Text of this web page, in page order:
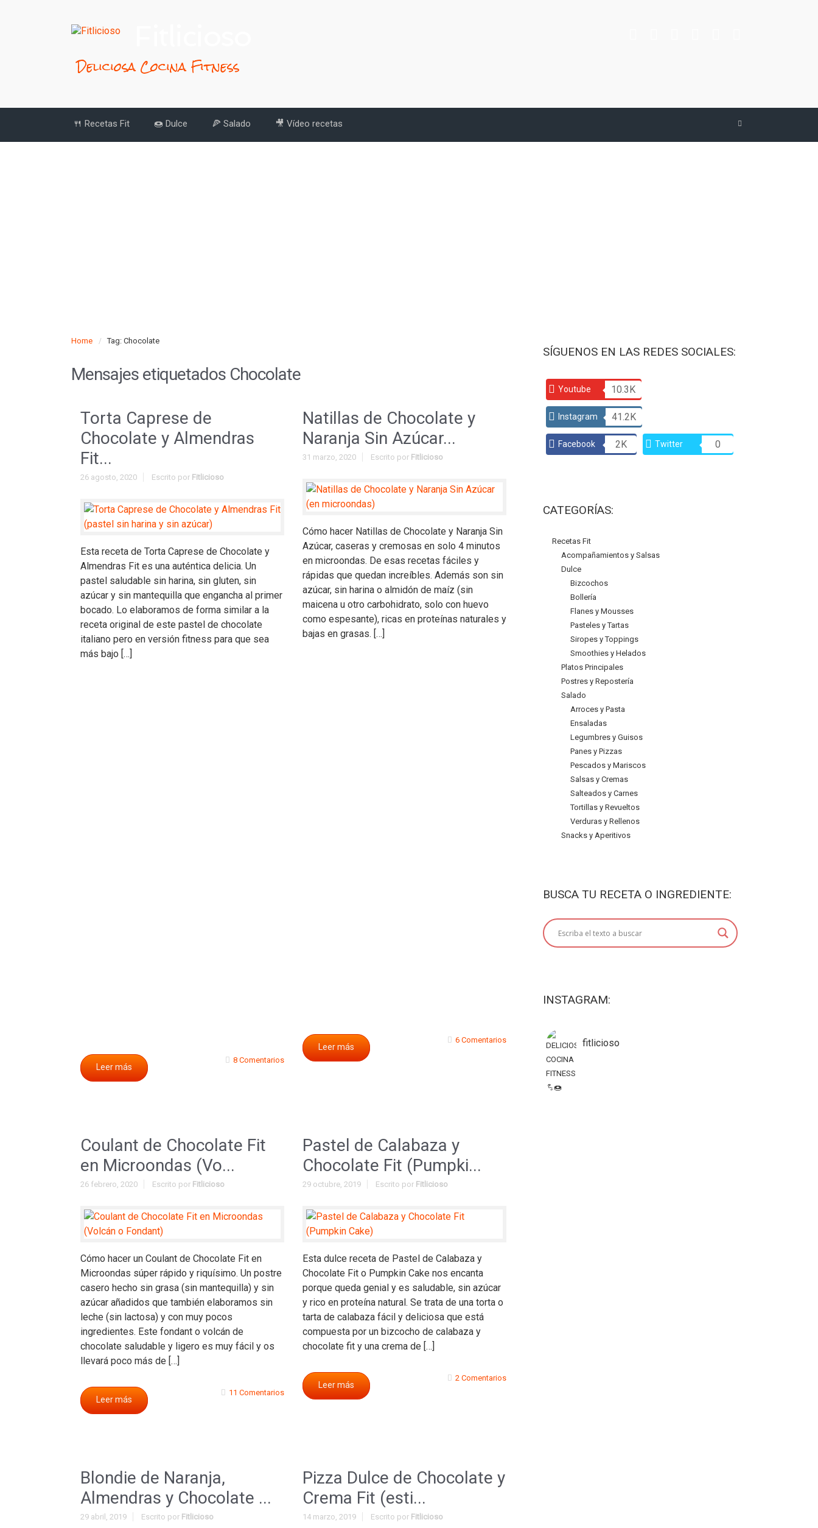
Deliciosa Cocina Fitness
🍴 Recetas Fit 🍩 Dulce 🍕 Salado 🎥 Vídeo recetas
Home Tag: Chocolate
Mensajes etiquetados Chocolate
Torta Caprese de
Chocolate y Almendras
Fit...
26 agosto, 2020 Escrito por Fitlicioso
Esta receta de Torta Caprese de Chocolate y
Almendras Fit es una auténtica delicia. Un
pastel saludable sin harina, sin gluten, sin
azúcar y sin mantequilla que engancha al primer
bocado. Lo elaboramos de forma similar a la
receta original de este pastel de chocolate
italiano pero en versión fitness para que sea
más bajo […]
Leer más
8 Comentarios
Natillas de Chocolate y
Naranja Sin Azúcar...
31 marzo, 2020 Escrito por Fitlicioso
Cómo hacer Natillas de Chocolate y Naranja Sin
Azúcar, caseras y cremosas en solo 4 minutos
en microondas. De esas recetas fáciles y
rápidas que quedan increíbles. Además son sin
azúcar, sin harina o almidón de maíz (sin
maicena u otro carbohidrato, solo con huevo
como espesante), ricas en proteínas naturales y
bajas en grasas. […]
Leer más
6 Comentarios
Coulant de Chocolate Fit
en Microondas (Vo...
26 febrero, 2020 Escrito por Fitlicioso
Cómo hacer un Coulant de Chocolate Fit en
Microondas súper rápido y riquísimo. Un postre
casero hecho sin grasa (sin mantequilla) y sin
azúcar añadidos que también elaboramos sin
leche (sin lactosa) y con muy pocos
ingredientes. Este fondant o volcán de
chocolate saludable y ligero es muy fácil y os
llevará poco más de […]
Leer más
11 Comentarios
Pastel de Calabaza y
Chocolate Fit (Pumpki...
29 octubre, 2019 Escrito por Fitlicioso
Esta dulce receta de Pastel de Calabaza y
Chocolate Fit o Pumpkin Cake nos encanta
porque queda genial y es saludable, sin azúcar
y rico en proteína natural. Se trata de una torta o
tarta de calabaza fácil y deliciosa que está
compuesta por un bizcocho de calabaza y
chocolate fit y una crema de […]
Leer más
2 Comentarios
Blondie de Naranja,
Almendras y Chocolate ...
29 abril, 2019 Escrito por Fitlicioso
Pizza Dulce de Chocolate y
Crema Fit (esti...
14 marzo, 2019 Escrito por Fitlicioso
SÍGUENOS EN LAS REDES SOCIALES:
Youtube 10.3K
Instagram 41.2K
Facebook 2K Twitter 0
CATEGORÍAS:
Recetas Fit
Acompañamientos y Salsas
Dulce
Bizcochos
Bollería
Flanes y Mousses
Pasteles y Tartas
Siropes y Toppings
Smoothies y Helados
Platos Principales
Postres y Repostería
Salado
Arroces y Pasta
Ensaladas
Legumbres y Guisos
Panes y Pizzas
Pescados y Mariscos
Salsas y Cremas
Salteados y Carnes
Tortillas y Revueltos
Verduras y Rellenos
Snacks y Aperitivos
BUSCA TU RECETA O INGREDIENTE:
INSTAGRAM:
fitlicioso